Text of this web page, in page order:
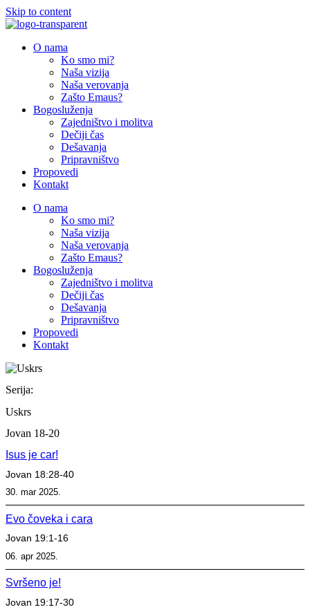
Skip to content
O nama
Ko smo mi?
Naša vizija
Naša verovanja
Zašto Emaus?
Bogosluženja
Zajedništvo i molitva
Dečiji čas
Dešavanja
Pripravništvo
Propovedi
Kontakt
O nama
Ko smo mi?
Naša vizija
Naša verovanja
Zašto Emaus?
Bogosluženja
Zajedništvo i molitva
Dečiji čas
Dešavanja
Pripravništvo
Propovedi
Kontakt
Serija:
Uskrs
Jovan 18-20
Isus je car!
Jovan 18:28-40
30. mar 2025.
Evo čoveka i cara
Jovan 19:1-16
06. apr 2025.
Svršeno je!
Jovan 19:17-30